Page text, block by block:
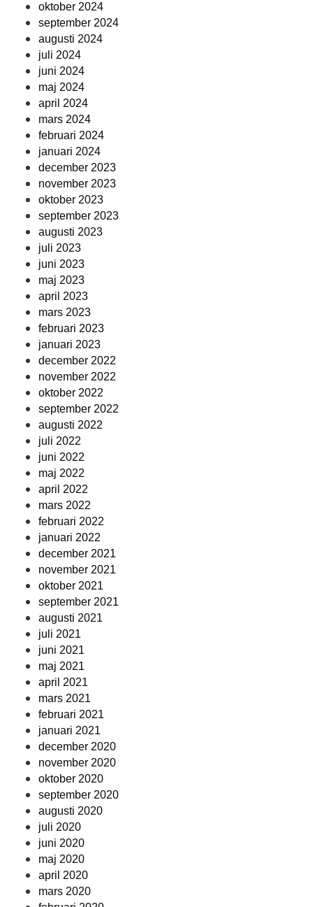
oktober 2024
september 2024
augusti 2024
juli 2024
juni 2024
maj 2024
april 2024
mars 2024
februari 2024
januari 2024
december 2023
november 2023
oktober 2023
september 2023
augusti 2023
juli 2023
juni 2023
maj 2023
april 2023
mars 2023
februari 2023
januari 2023
december 2022
november 2022
oktober 2022
september 2022
augusti 2022
juli 2022
juni 2022
maj 2022
april 2022
mars 2022
februari 2022
januari 2022
december 2021
november 2021
oktober 2021
september 2021
augusti 2021
juli 2021
juni 2021
maj 2021
april 2021
mars 2021
februari 2021
januari 2021
december 2020
november 2020
oktober 2020
september 2020
augusti 2020
juli 2020
juni 2020
maj 2020
april 2020
mars 2020